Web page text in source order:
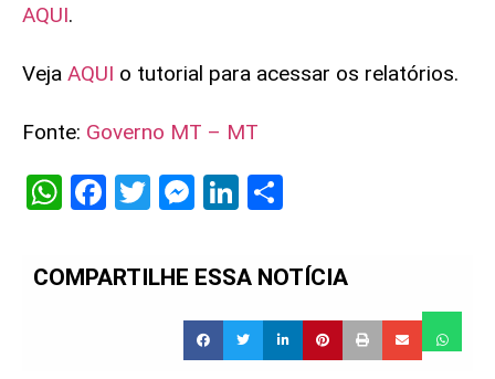
AQUI.
Veja AQUI o tutorial para acessar os relatórios.
Fonte: Governo MT – MT
WhatsApp
Facebook
Twitter
Messenger
LinkedIn
COMPARTILHE ESSA NOTÍCIA